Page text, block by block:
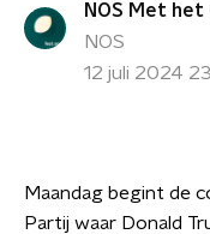
NOS Met het
NOS
12 juli 2024
Maandag begint de
Partij waar Donald